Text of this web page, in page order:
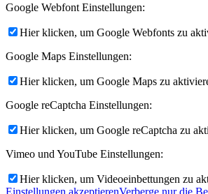
Google Webfont Einstellungen:
Hier klicken, um Google Webfonts zu
Google Maps Einstellungen:
Hier klicken, um Google Maps zu
Google reCaptcha Einstellungen:
Hier klicken, um Google reCaptcha zu
Vimeo und YouTube Einstellungen:
Hier klicken, um Videoeinbettungen zu
Einstellungen akzeptierenVerberge nur die